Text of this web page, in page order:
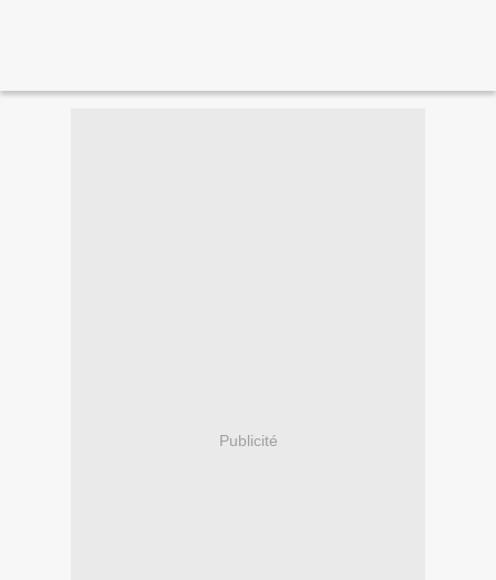
Publicité